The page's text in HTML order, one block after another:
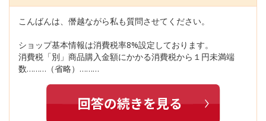
こんばんは、僭越ながら私も質問させてください。
ショップ基本情報は消費税率8%設定しております。
消費税「別」商品購入金額にかかる消費税から１円未満端
数………（省略）………